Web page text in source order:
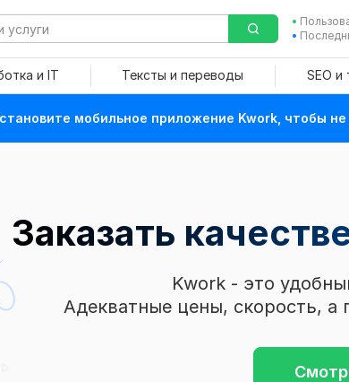
и IT Тексты и переводы SEO и
мобильное приложение Kwork, чтобы
Заказать
Kwork - это
Адекватные цены, скорость, а